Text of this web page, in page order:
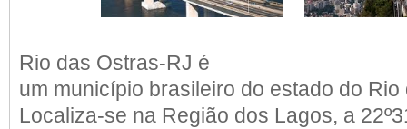
Rio das Ostras-RJ é
um município brasileiro do estado do Rio
Localiza-se na Região dos Lagos, a